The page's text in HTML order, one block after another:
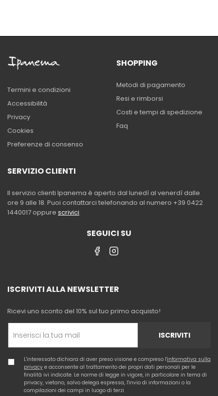
Termini e condizioni
Accessibilità
Privacy
Cookies
Preferenze di consenso
SHOPPING
Metodi di pagamento
Resi e rimborsi
Costi e tempi di spedizione
Faq
SERVIZIO CLIENTI
Il servizio clienti Ipanema è aperto dal lunedì al venerdì dalle
ore 9 alle 18. Puoi contattarci telefonando al numero +39 0422
1440017 oppure scrivici.
SEGUICI SU
ISCRIVITI ALLA NEWSLETTER
Ricevi uno sconto del 10% sul tuo primo acquisto!
ISCRIVITI
L'interessato dichiara di aver preso visione e compreso l'informativa sulla
privacy e acconsente al trattamento dei propri dati personali per le
finalità ivi indicate. Le norme di legge in vigore, in particolare in tema di
privacy, vietano, salvo delega espressa, l'invio di informazioni o la
compilazioni dei campi in luogo di terzi